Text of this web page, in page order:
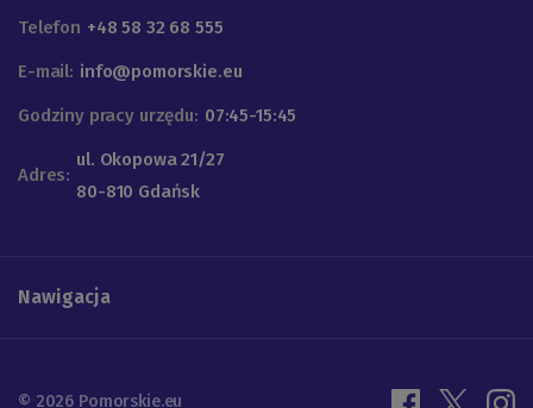
Telefon +48 58 32 68 555
E-mail: info@pomorskie.eu
Godziny pracy urzędu: 07:45-15:45
Adres:
ul. Okopowa 21/27
80-810 Gdańsk
Nawigacja
© 2026 Pomorskie.eu